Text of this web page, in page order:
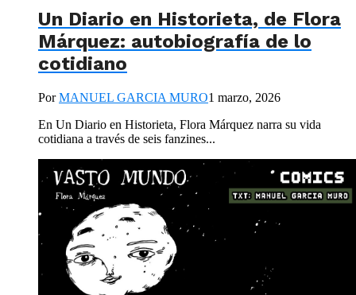
Un Diario en Historieta, de Flora
Márquez: autobiografía de lo
cotidiano
PorMANUEL GARCIA MURO1 marzo, 2026
En Un Diario en Historieta, Flora Márquez narra su vida
cotidiana a través de seis fanzines...